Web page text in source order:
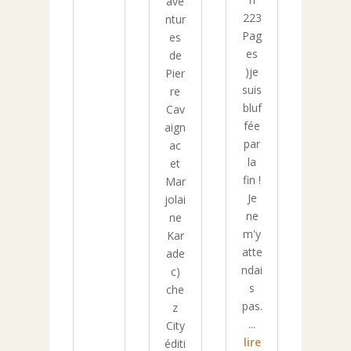
ntur
es
de
Pier
re
Cav
aign
ac
et
Mar
jolai
ne
Kar
ade
c)
che
z
City
éditi
223
Pag
es
)je
suis
bluf
fée
par
la
fin !
Je
ne
m'y
atte
ndai
s
pas.
...
lire